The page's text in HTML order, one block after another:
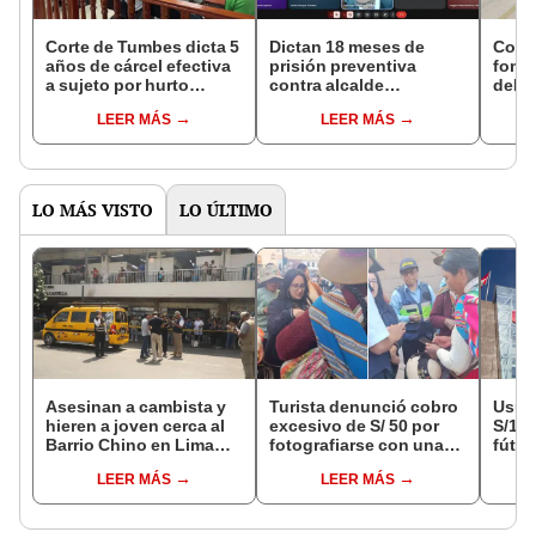
Corte de Tumbes dicta 5
años de cárcel efectiva
a sujeto por hurto
LEER MÁS
Dictan 18 meses de
prisión preventiva
contra alcalde
Contralmirante Villar por
presunta colusión
LEER MÁS
del
LO MÁS VISTO LO ÚLTIMO
Asesinan a cambista y
hieren a joven cerca al
Barrio Chino en Lima
sospechoso detenido
LEER MÁS
Turista denunció cobro
excesivo de S/ 50 por
fotografiarse con una
Serenazgo recuperó el
dinero
LEER MÁS
S/